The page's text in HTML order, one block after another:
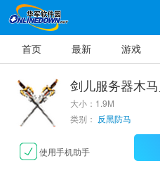
首页 最新 游戏
剑儿服务器木
大小：1.9M
类别： 反黑防马
使用手机助手